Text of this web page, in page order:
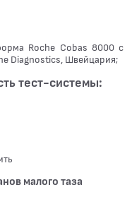
Roche Cobas 8000 с
Diagnostics, Швейцария;
тест-системы:
малого таза